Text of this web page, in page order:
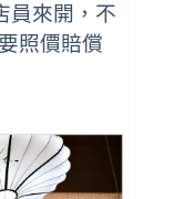
員來開，不
照價賠償